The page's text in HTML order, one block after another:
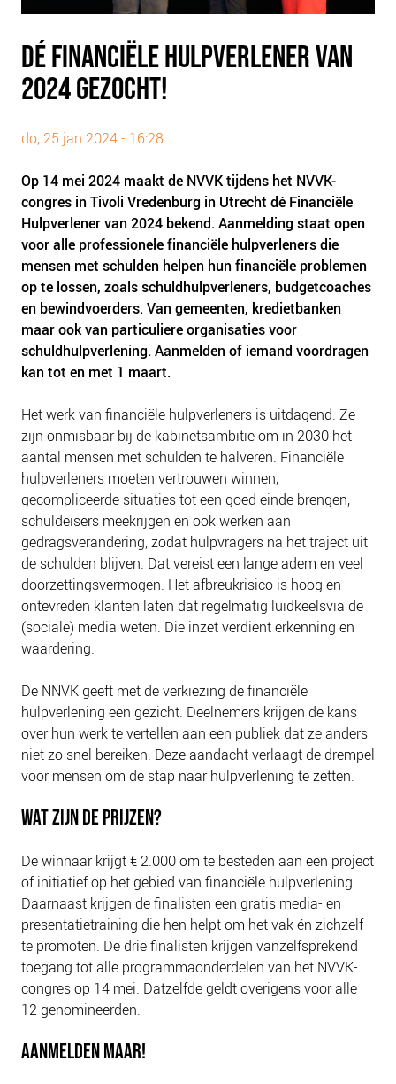
PLINKR NAZORG
SOCIALDEBT
DOORBRAAKMETHODE
COLLECTIEF SCHULDREGELEN
OVER ONS
VISIE EN MISSIE
HET TEAM
ONZE PARTNERS
VACATURES
IN DE MEDIA
OVER NCFG
NIEUWS
BLOGS
DÉ FINANCIËLE HULPVERLENER VAN
2024 GEZOCHT!
do, 25 jan 2024 - 16:28
Op 14 mei 2024 maakt de NVVK tijdens het NVVK-
congres in Tivoli Vredenburg in Utrecht dé Financiële
Hulpverlener van 2024 bekend. Aanmelding staat open
voor alle professionele financiële hulpverleners die
mensen met schulden helpen hun financiële problemen
op te lossen, zoals schuldhulpverleners, budgetcoaches
en bewindvoerders. Van gemeenten, kredietbanken
maar ook van particuliere organisaties voor
schuldhulpverlening. Aanmelden of iemand voordragen
kan tot en met 1 maart.
Het werk van financiële hulpverleners is uitdagend. Ze
zijn onmisbaar bij de kabinetsambitie om in 2030 het
aantal mensen met schulden te halveren. Financiële
hulpverleners moeten vertrouwen winnen,
gecompliceerde situaties tot een goed einde brengen,
schuldeisers meekrijgen en ook werken aan
gedragsverandering, zodat hulpvragers na het traject uit
de schulden blijven. Dat vereist een lange adem en veel
doorzettingsvermogen. Het afbreukrisico is hoog en
ontevreden klanten laten dat regelmatig luidkeelsvia de
(sociale) media weten. Die inzet verdient erkenning en
waardering.
De NNVK geeft met de verkiezing de financiële
hulpverlening een gezicht. Deelnemers krijgen de kans
over hun werk te vertellen aan een publiek dat ze anders
niet zo snel bereiken. Deze aandacht verlaagt de drempel
voor mensen om de stap naar hulpverlening te zetten.
WAT ZIJN DE PRIJZEN?
De winnaar krijgt € 2.000 om te besteden aan een project
of initiatief op het gebied van financiële hulpverlening.
Daarnaast krijgen de finalisten een gratis media- en
presentatietraining die hen helpt om het vak én zichzelf
te promoten. De drie finalisten krijgen vanzelfsprekend
toegang tot alle programmaonderdelen van het NVVK-
congres op 14 mei. Datzelfde geldt overigens voor alle
12 genomineerden.
AANMELDEN MAAR!